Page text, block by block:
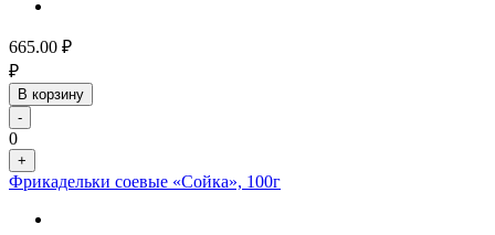
665.00 ₽
₽
В корзину
-
0
+
Фрикадельки соевые «Сойка», 100г